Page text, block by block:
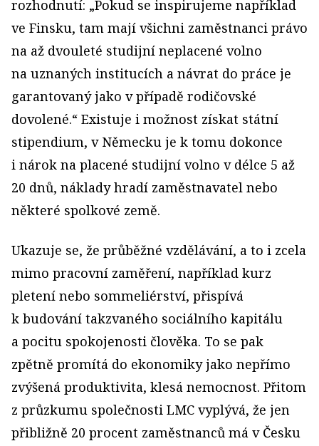
rozhodnutí: „Pokud se inspirujeme například
ve Finsku, tam mají všichni zaměstnanci právo
na až dvouleté studijní neplacené volno
na uznaných institucích a návrat do práce je
garantovaný jako v případě rodičovské
dovolené.“ Existuje i možnost získat státní
stipendium, v Německu je k tomu dokonce
i nárok na placené studijní volno v délce 5 až
20 dnů, náklady hradí zaměstnavatel nebo
některé spolkové země.
Ukazuje se, že průběžné vzdělávání, a to i zcela
mimo pracovní zaměření, například kurz
pletení nebo sommeliérství, přispívá
k budování takzvaného sociálního kapitálu
a pocitu spokojenosti člověka. To se pak
zpětně promítá do ekonomiky jako nepřímo
zvýšená produktivita, klesá nemocnost. Přitom
z průzkumu společnosti LMC vyplývá, že jen
přibližně 20 procent zaměstnanců má v Česku